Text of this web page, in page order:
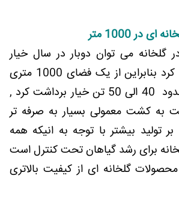
در 1000 متر
گلخانه می توان دوبار در سال خیار
گلخانه ای برداشت کرد بنابراین از یک فضای 1000 متری
در سال می توان حدود 40 الی 50 تن خیار برداشت کرد ,
به کشت معمولی بسیار به صرفه تر
تولید بیشتر با توجه به انیکه همه
برای رشد گیاهان تحت کنترل است
گلخانه ای از کیفیت بالاتری